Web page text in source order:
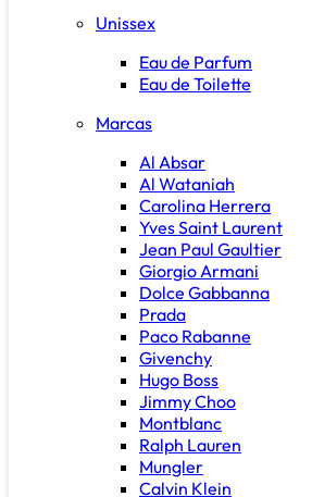
Unissex
Eau de Parfum
Eau de Toilette
Marcas
Al Absar
Al Wataniah
Carolina Herrera
Yves Saint Laurent
Jean Paul Gaultier
Giorgio Armani
Dolce Gabbanna
Prada
Paco Rabanne
Givenchy
Hugo Boss
Jimmy Choo
Montblanc
Ralph Lauren
Mungler
Calvin Klein